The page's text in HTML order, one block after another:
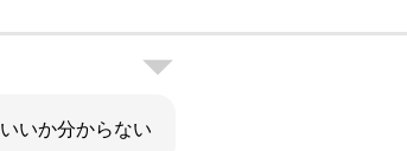
いか分からない